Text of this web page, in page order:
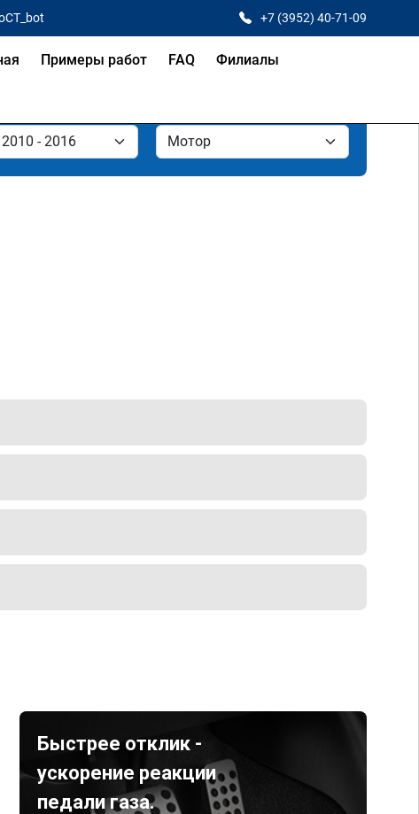
+7 (3952) 40-71-09
Примеры работ FAQ Филиалы
Быстрее отклик -
ускорение реакции
педали газа.